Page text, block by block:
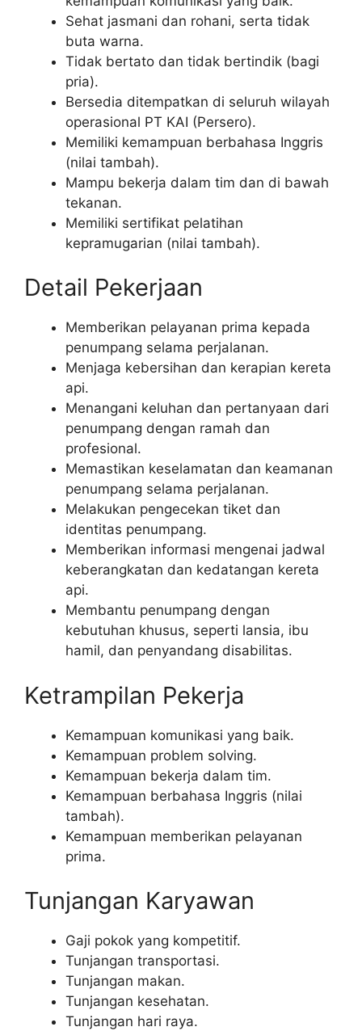
Sehat jasmani dan rohani, serta tidak
buta warna.
Tidak bertato dan tidak bertindik (bagi
pria).
Bersedia ditempatkan di seluruh wilayah
operasional PT KAI (Persero).
Memiliki kemampuan berbahasa Inggris
(nilai tambah).
Mampu bekerja dalam tim dan di bawah
tekanan.
Memiliki sertifikat pelatihan
kepramugarian (nilai tambah).
Detail Pekerjaan
Memberikan pelayanan prima kepada
penumpang selama perjalanan.
Menjaga kebersihan dan kerapian kereta
api.
Menangani keluhan dan pertanyaan dari
penumpang dengan ramah dan
profesional.
Memastikan keselamatan dan keamanan
penumpang selama perjalanan.
Melakukan pengecekan tiket dan
identitas penumpang.
Memberikan informasi mengenai jadwal
keberangkatan dan kedatangan kereta
api.
Membantu penumpang dengan
kebutuhan khusus, seperti lansia, ibu
hamil, dan penyandang disabilitas.
Ketrampilan Pekerja
Kemampuan komunikasi yang baik.
Kemampuan problem solving.
Kemampuan bekerja dalam tim.
Kemampuan berbahasa Inggris (nilai
tambah).
Kemampuan memberikan pelayanan
prima.
Tunjangan Karyawan
Gaji pokok yang kompetitif.
Tunjangan transportasi.
Tunjangan makan.
Tunjangan kesehatan.
Tunjangan hari raya.